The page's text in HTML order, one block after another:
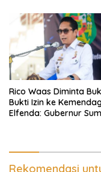
Masyarakat
Rico Waas Diminta
Bukti Izin ke
Elfenda: Gubernur
Rekomendasi